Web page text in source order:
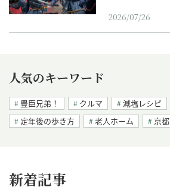
2026/07/26
人気のキーワード
豊臣兄弟！ クルマ 減塩レシピ
定年後の歩き方
老人ホーム 京都
新着記事